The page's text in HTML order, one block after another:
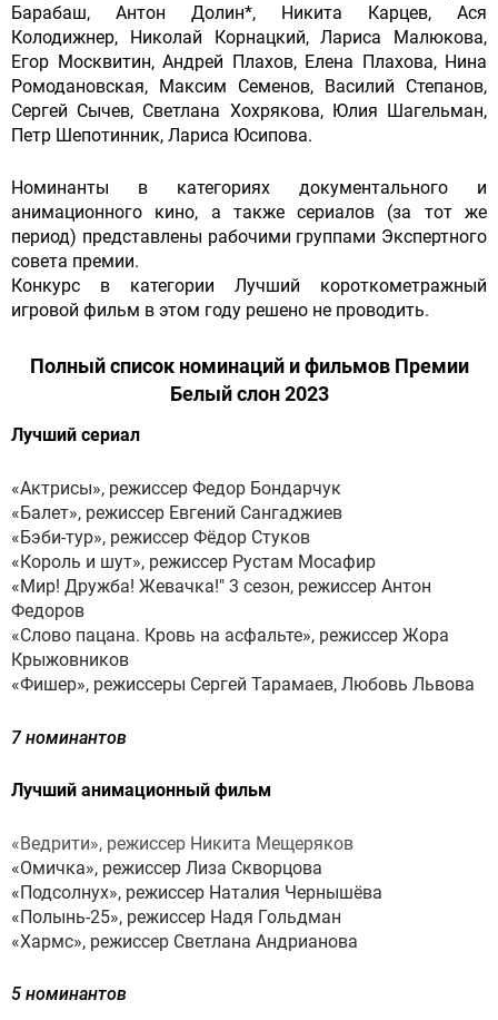
Барабаш, Антон Долин*, Никита Карцев, Ася
Колодижнер, Николай Корнацкий, Лариса Малюкова,
Егор Москвитин, Андрей Плахов, Елена Плахова, Нина
Ромодановская, Максим Семенов, Василий Степанов,
Сергей Сычев, Светлана Хохрякова, Юлия Шагельман,
Петр Шепотинник, Лариса Юсипова.
Номинанты в категориях документального и
анимационного кино, а также сериалов (за тот же
период) представлены рабочими группами Экспертного
совета премии.
Конкурс в категории Лучший короткометражный
игровой фильм в этом году решено не проводить.
Полный список номинаций и фильмов Премии
Белый слон 2023
Лучший сериал
«Актрисы», режиссер Федор Бондарчук
«Балет», режиссер Евгений Сангаджиев
«Бэби-тур», режиссер Фёдор Стуков
«Король и шут», режиссер Рустам Мосафир
«Мир! Дружба! Жевачка!" 3 сезон, режиссер Антон
Федоров
«Слово пацана. Кровь на асфальте», режиссер Жора
Крыжовников
«Фишер», режиссеры Сергей Тарамаев, Любовь Львова
7 номинантов
Лучший анимационный фильм
«Ведрити», режиссер Никита Мещеряков
«Омичка», режиссер Лиза Скворцова
«Подсолнух», режиссер Наталия Чернышёва
«Полынь-25», режиссер Надя Гольдман
«Хармс», режиссер Светлана Андрианова
5 номинантов